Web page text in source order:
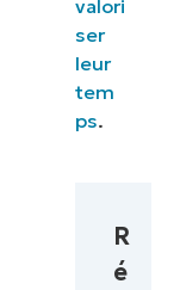
valori
ser
leur
tem
ps.
R
é